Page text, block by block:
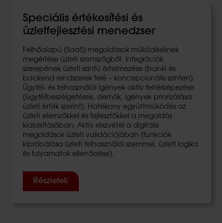
Speciális értékesítési és
üzletfejlesztési menedzser
Felhőalapú (SaaS) megoldások működésének
megértése üzleti szemszögből. Integrációk
szerepének üzleti szintű értelmezése (banki és
backend rendszerek felé – koncepcionális szinten).
Ügyfél- és felhasználói igények aktív feltérképezése
(ügyfélbeszélgetések, demók, igények priorizálása
üzleti érték szerint). Hatékony együttműködés az
üzleti elemzőkkel és fejlesztőkkel a megoldás
kialakításában. Aktív részvétel a digitális
megoldások üzleti validációjában (funkciók
kipróbálása üzleti felhasználói szemmel, üzleti logika
és folyamatok ellenőrzése).
Részletek